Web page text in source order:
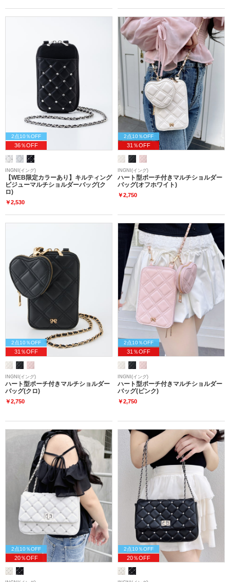
2点10％OFF
36％OFF
INGNI(イング)
【WEB限定カラーあり】キルティング
ビジューマルチショルダーバッグ(ク
ロ)
￥2,530
2点10％OFF
31％OFF
INGNI(イング)
ハート型ポーチ付きマルチショルダー
バッグ(オフホワイト)
￥2,750
2点10％OFF
31％OFF
INGNI(イング)
ハート型ポーチ付きマルチショルダー
バッグ(クロ)
￥2,750
2点10％OFF
31％OFF
INGNI(イング)
ハート型ポーチ付きマルチショルダー
バッグ(ピンク)
￥2,750
2点10％OFF
20％OFF
2点10％OFF
20％OFF